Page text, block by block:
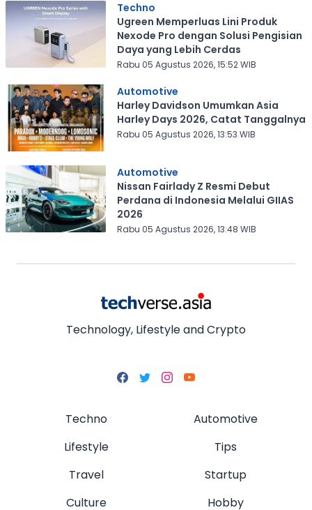
Techno
Ugreen Memperluas Lini Produk
Nexode Pro dengan Solusi Pengisian
Daya yang Lebih Cerdas
Rabu 05 Agustus 2026, 15:52 WIB
Automotive
Harley Davidson Umumkan Asia
Harley Days 2026, Catat Tanggalnya
Rabu 05 Agustus 2026, 13:53 WIB
Automotive
Nissan Fairlady Z Resmi Debut
Perdana di Indonesia Melalui GIIAS
2026
Rabu 05 Agustus 2026, 13:48 WIB
Technology, Lifestyle and Crypto
Techno
Lifestyle
Travel
Culture
Automotive
Tips
Startup
Hobby